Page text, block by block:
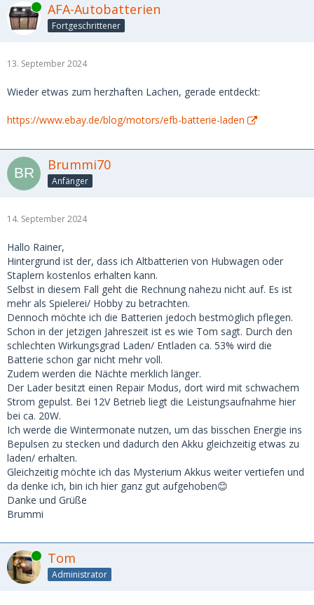
Online AFA-Autobatterien
Fortgeschrittener
13. September 2024
Wieder etwas zum herzhaften Lachen, gerade entdeckt:
https://www.ebay.de/blog/motors/efb-batterie-laden
Brummi70
Anfänger
14. September 2024
Hallo Rainer,
Hintergrund ist der, dass ich Altbatterien von Hubwagen oder
Staplern kostenlos erhalten kann.
Selbst in diesem Fall geht die Rechnung nahezu nicht auf. Es ist
mehr als Spielerei/ Hobby zu betrachten.
Dennoch möchte ich die Batterien jedoch bestmöglich pflegen.
Schon in der jetzigen Jahreszeit ist es wie Tom sagt. Durch den
schlechten Wirkungsgrad Laden/ Entladen ca. 53% wird die
Batterie schon gar nicht mehr voll.
Zudem werden die Nächte merklich länger.
Der Lader besitzt einen Repair Modus, dort wird mit schwachem
Strom gepulst. Bei 12V Betrieb liegt die Leistungsaufnahme hier
bei ca. 20W.
Ich werde die Wintermonate nutzen, um das bisschen Energie ins
Bepulsen zu stecken und dadurch den Akku gleichzeitig etwas zu
laden/ erhalten.
Gleichzeitig möchte ich das Mysterium Akkus weiter vertiefen und
da denke ich, bin ich hier ganz gut aufgehoben😊
Danke und Grüße
Brummi
Online Tom
Administrator